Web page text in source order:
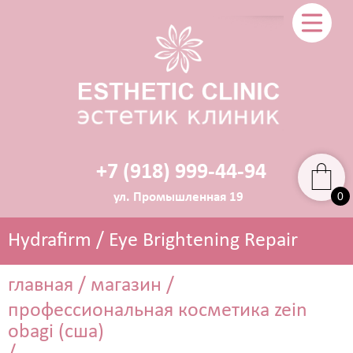
+7 (918) 999-44-94
ул. Промышленная 19
ЭСТЕТИЧЕСКАЯ КОСМЕТОЛОГИЯ
Прокол ушей
Hydrafirm / Eye Brightening Repair
главная / магазин /
профессиональная косметика zein
obagi (сша)
0